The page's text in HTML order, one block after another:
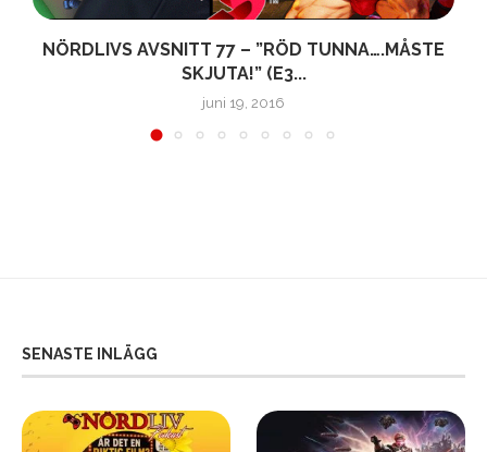
NÖRDLIVS AVSNITT 77 – ”RÖD TUNNA….MÅSTE
SKJUTA!” (E3...
juni 19, 2016
SENASTE INLÄGG